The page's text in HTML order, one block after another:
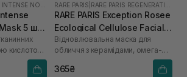
5 шт
кислотою
RARE PARIS
RARE PARIS Exception Rosee
Ecological Cellulose Facial
Mask 1 шт* 23 мл
Відновлювальна маска для
обличчя з керамідами, омега-3 і
365₴